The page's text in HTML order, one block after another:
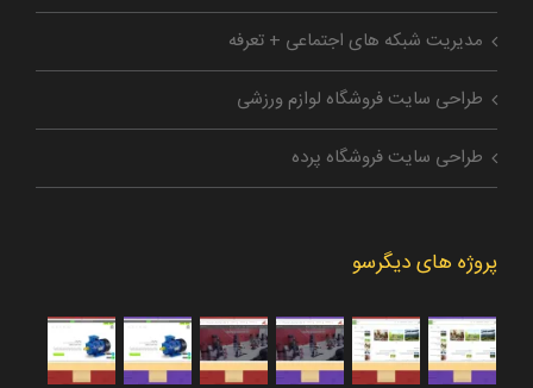
مدیریت شبکه های اجتماعی + تعرفه
طراحی سایت فروشگاه لوازم ورزشی
طراحی سایت فروشگاه پرده
پروژه های دیگرسو